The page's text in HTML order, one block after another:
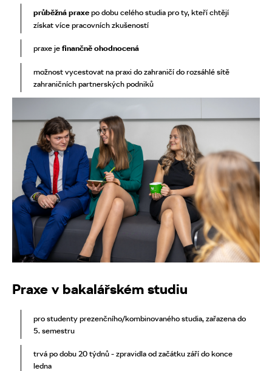
průběžná praxepo dobu celého studia pro ty, kteří chtějí
získat více pracovních zkušeností
praxe jefinančně ohodnocená
možnost vycestovat na praxi do zahraničí do rozsáhlé sítě
zahraničních partnerských podniků
Praxe v bakalářském studiu
pro studenty prezenčního/kombinovaného studia, zařazena do
5. semestru
trvá po dobu 20 týdnů - zpravidla od začátku září do konce
ledna